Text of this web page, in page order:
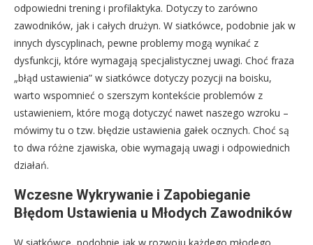
odpowiedni trening i profilaktyka. Dotyczy to zarówno
zawodników, jak i całych drużyn. W siatkówce, podobnie jak w
innych dyscyplinach, pewne problemy mogą wynikać z
dysfunkcji, które wymagają specjalistycznej uwagi. Choć fraza
„błąd ustawienia” w siatkówce dotyczy pozycji na boisku,
warto wspomnieć o szerszym kontekście problemów z
ustawieniem, które mogą dotyczyć nawet naszego wzroku –
mówimy tu o tzw. błędzie ustawienia gałek ocznych. Choć są
to dwa różne zjawiska, obie wymagają uwagi i odpowiednich
działań.
Wczesne Wykrywanie i Zapobieganie
Błędom Ustawienia u Młodych Zawodników